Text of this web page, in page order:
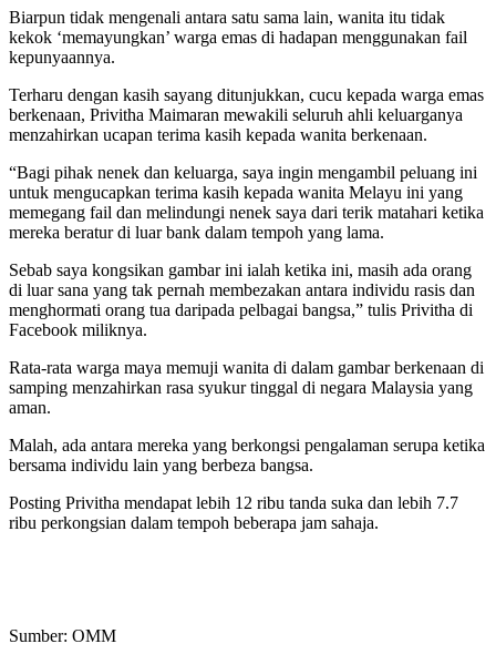
Biarpun tidak mengenali antara satu sama lain, wanita itu tidak
kekok ‘memayungkan’ warga emas di hadapan menggunakan fail
kepunyaannya.
Terharu dengan kasih sayang ditunjukkan, cucu kepada warga emas
berkenaan, Privitha Maimaran mewakili seluruh ahli keluarganya
menzahirkan ucapan terima kasih kepada wanita berkenaan.
“Bagi pihak nenek dan keluarga, saya ingin mengambil peluang ini
untuk mengucapkan terima kasih kepada wanita Melayu ini yang
memegang fail dan melindungi nenek saya dari terik matahari ketika
mereka beratur di luar bank dalam tempoh yang lama.
Sebab saya kongsikan gambar ini ialah ketika ini, masih ada orang
di luar sana yang tak pernah membezakan antara individu rasis dan
menghormati orang tua daripada pelbagai bangsa,” tulis Privitha di
Facebook miliknya.
Rata-rata warga maya memuji wanita di dalam gambar berkenaan di
samping menzahirkan rasa syukur tinggal di negara Malaysia yang
aman.
Malah, ada antara mereka yang berkongsi pengalaman serupa ketika
bersama individu lain yang berbeza bangsa.
Posting Privitha mendapat lebih 12 ribu tanda suka dan lebih 7.7
ribu perkongsian dalam tempoh beberapa jam sahaja.
Sumber: OMM